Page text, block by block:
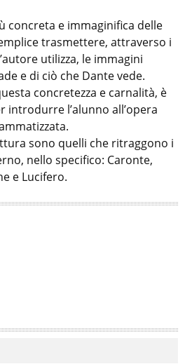
concreta e immaginifica delle
trasmettere, attraverso i
utilizza, le immagini
e di ciò che Dante vede.
concretezza e carnalità, è
introdurre l’alunno all’opera
sono quelli che ritraggono i
nello specifico: Caronte,
e Lucifero.